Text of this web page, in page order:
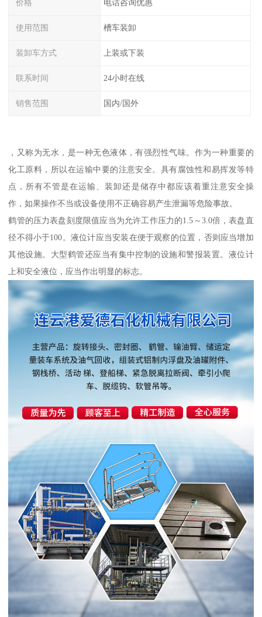
价格 电话咨询优惠
使用范围 槽车装卸
装卸车方式 上装或下装
联系时间 24小时在线
销售范围 国内/国外
，又称为无水，是一种无色液体，有强烈性气味。作为一种重要的
化工原料，所以在运输中要的注意安全。具有腐蚀性和易挥发等特
点，所有不管是在运输、装卸还是储存中都应该着重注意安全操
作，如果操作不当或设备使用不正确容易产生泄漏等危险事故。
鹤管的压力表盘刻度限值应当为允许工作压力的1.5～3.0倍，表盘直
径不得小于100。液位计应当安装在便于观察的位置，否则应当增加
其他设施。大型鹤管还应当有集中控制的设施和警报装置。液位计
上和安全液位，应当作出明显的标志。